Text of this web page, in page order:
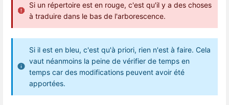
Si un répertoire est en rouge, c'est qu'il y a des choses
à traduire dans le bas de l'arborescence.
Si il est en bleu, c'est qu'à priori, rien n'est à faire. Cela
vaut néanmoins la peine de vérifier de temps en
temps car des modifications peuvent avoir été
apportées.